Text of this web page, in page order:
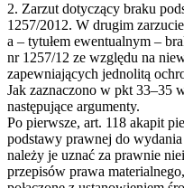
2. Zarzut dotyczący braku
1257/2012. W drugim
a – tytułem ewentualnym –
nr 1257/12 ze względu na
zapewniających jednolitą
Jak zaznaczono w pkt 33–35
następujące argumenty.
Po pierwsze, art. 118 akapit
podstawy prawnej do
należy je uznać za prawnie
przepisów prawa